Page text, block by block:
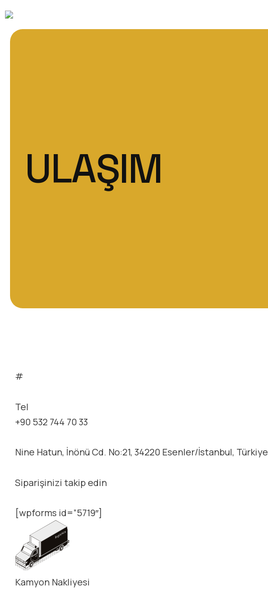
ULAŞIM
#
Tel
+90 532 744 70 33
Nine Hatun, İnönü Cd. No:21, 34220 Esenler/İstanbul, Türkiye
Siparişinizi takip edin
[wpforms id=”5719″]
Kamyon Nakliyesi